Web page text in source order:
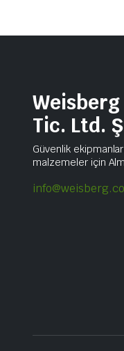
Weisberg
Tic. Ltd.
Güvenlik
malzemeler için